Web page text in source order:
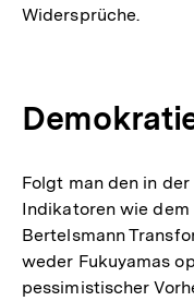
Widersprüche.
Folgt man den in
Indikatoren wie dem
Bertelsmann
weder Fukuyamas
pessimistischer